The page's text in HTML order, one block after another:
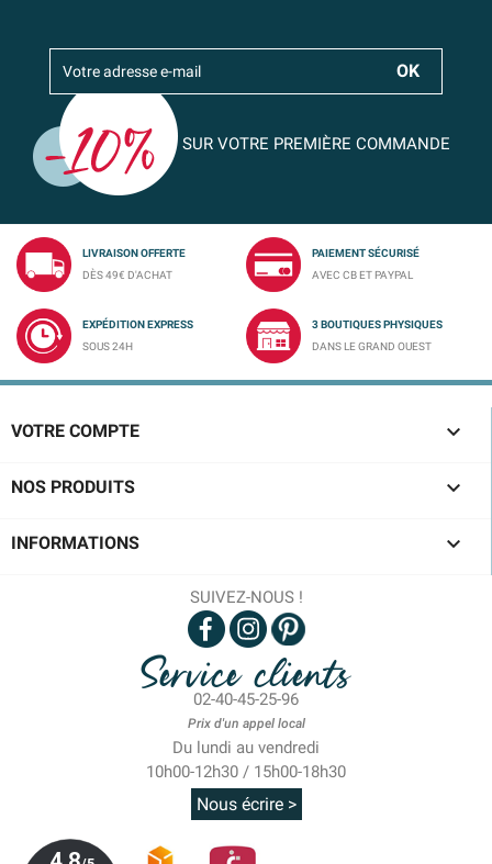
SUR VOTRE PREMIÈRE COMMANDE
LIVRAISON OFFERTE
DÈS 49€ D'ACHAT
PAIEMENT SÉCURISÉ
AVEC CB ET PAYPAL
EXPÉDITION EXPRESS
SOUS 24H
3 BOUTIQUES PHYSIQUES
DANS LE GRAND OUEST
VOTRE COMPTE 
NOS PRODUITS 
INFORMATIONS 
SUIVEZ-NOUS !
Service clients
02-40-45-25-96
Prix d'un appel local
Du lundi au vendredi
10h00-12h30 / 15h00-18h30
Nous écrire >